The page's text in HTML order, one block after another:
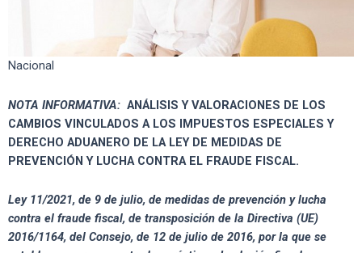
Nacional
NOTA INFORMATIVA: ANÁLISIS Y VALORACIONES DE LOS
CAMBIOS VINCULADOS A LOS IMPUESTOS ESPECIALES Y
DERECHO ADUANERO DE LA LEY DE MEDIDAS DE
PREVENCIÓN Y LUCHA CONTRA EL FRAUDE FISCAL.
Ley 11/2021, de 9 de julio, de medidas de prevención y lucha
contra el fraude fiscal, de transposición de la Directiva (UE)
2016/1164, del Consejo, de 12 de julio de 2016, por la que se